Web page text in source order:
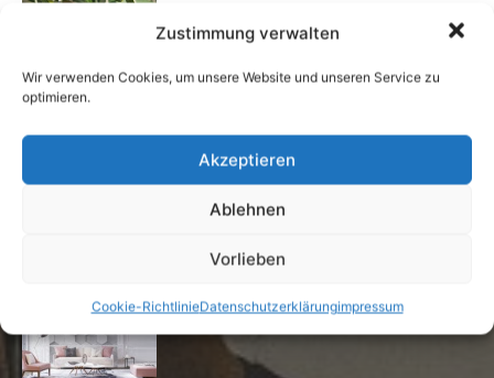
Zustimmung verwalten
Wir verwenden Cookies, um unsere Website und unseren Service zu
optimieren.
Akzeptieren
Ablehnen
Vorlieben
Cookie-RichtlinieDatenschutzerklärungimpressum
Eigentümergemeinschaft zahlt
Die Redaktion empfiehlt
Fototapeten: Neuer Look fürs